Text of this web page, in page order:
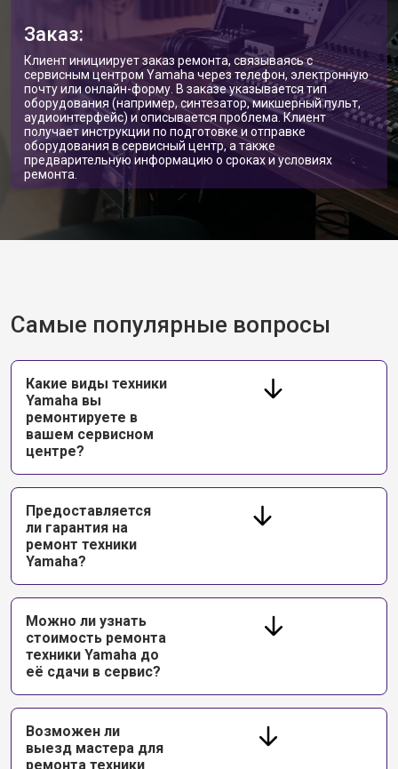
Заказ:
Клиент инициирует заказ ремонта, связываясь с
сервисным центром Yamaha через телефон, электронную
почту или онлайн-форму. В заказе указывается тип
оборудования (например, синтезатор, микшерный пульт,
аудиоинтерфейс) и описывается проблема. Клиент
получает инструкции по подготовке и отправке
оборудования в сервисный центр, а также
предварительную информацию о сроках и условиях
ремонта.
Самые популярные вопросы
Какие виды техники
Yamaha вы
ремонтируете в
вашем сервисном
центре?
Предоставляется
ли гарантия на
ремонт техники
Yamaha?
Можно ли узнать
стоимость ремонта
техники Yamaha до
её сдачи в сервис?
Возможен ли
выезд мастера для
ремонта техники